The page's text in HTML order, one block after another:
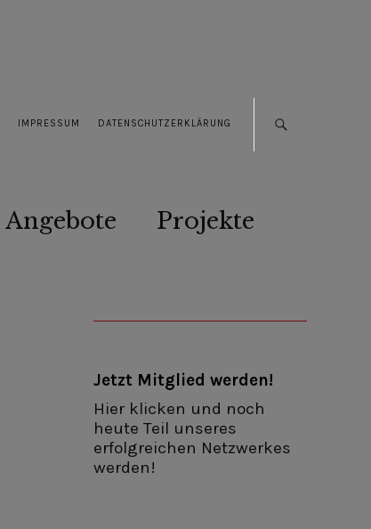
IMPRESSUM DATENSCHUTZERKLÄRUNG
Angebote Projekte
Jetzt Mitglied werden!
Hier klicken und noch
heute Teil unseres
erfolgreichen Netzwerkes
werden!